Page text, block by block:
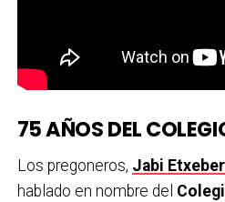
75 AÑOSDEL
Los pregoneros, Jabi
hablado en nombre del